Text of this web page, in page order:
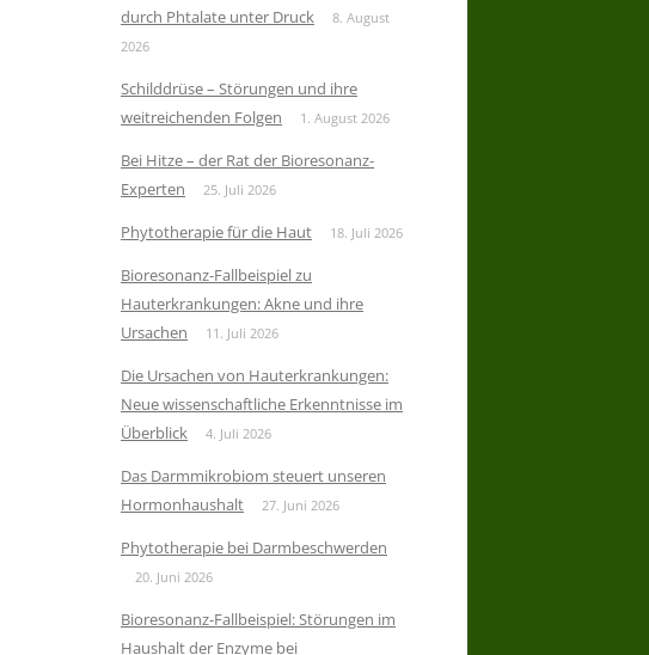
durch Phtalate unter Druck
8. August
2026
Schilddrüse – Störungen und ihre
weitreichenden Folgen
1. August 2026
Bei Hitze – der Rat der Bioresonanz-
Experten
25. Juli 2026
Phytotherapie für die Haut 18. Juli 2026
Bioresonanz-Fallbeispiel zu
Hauterkrankungen: Akne und ihre
Ursachen
11. Juli 2026
Die Ursachen von Hauterkrankungen:
Neue wissenschaftliche Erkenntnisse im
Überblick
4. Juli 2026
Das Darmmikrobiom steuert unseren
Hormonhaushalt
27. Juni 2026
Phytotherapie bei Darmbeschwerden
20. Juni 2026
Bioresonanz-Fallbeispiel: Störungen im
Haushalt der Enzyme bei